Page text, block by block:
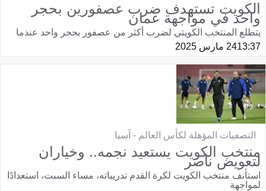
الكويت تستهدف ضرب عصفورين بحجر
واحد في مواجهة عمان
يتطلع المنتخب الكويتي لضرب أكثر من عصفور بحجر واحد عندما
13:3724 مارس 2025
التصفيات المؤهلة لكأس العالم - آسيا
منتخب الكويت يستعيد نجمه.. وخياران
لتعويض ناصر
استأنف منتخب الكويت لكرة القدم تدريباته، مساء السبت، استعدادًا
لمواجهة